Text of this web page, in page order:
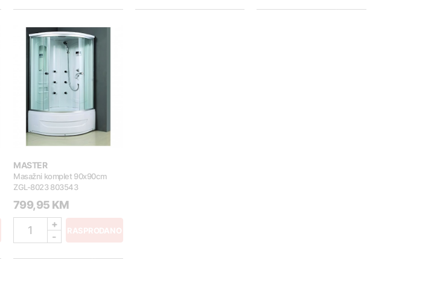
MASTER
Masažni komplet 90x90cm
ZGL-8023 803543
799,95 KM
1
+
-
RASPRODANO